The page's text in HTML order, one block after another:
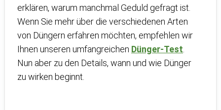
erklären, warum manchmal Geduld gefragt ist.
Wenn Sie mehr über die verschiedenen Arten
von Düngern erfahren möchten, empfehlen wir
Ihnen unseren umfangreichen Dünger-Test
Nun aber zu den Details, wann und wie Dünger
zu wirken beginnt.